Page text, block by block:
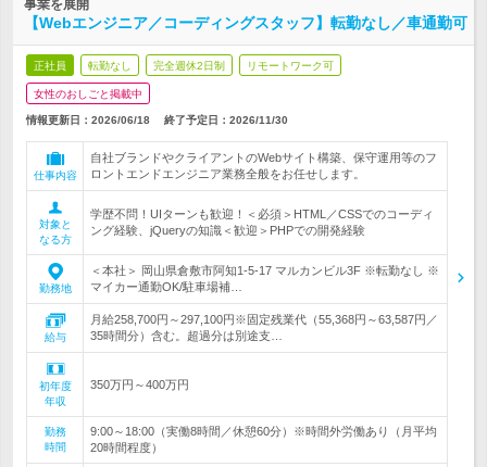
事業を展開
【Webエンジニア／コーディングスタッフ】転勤なし／車通勤可
正社員 転勤なし 完全週休2日制 リモートワーク可
女性のおしごと掲載中
情報更新日：2026/06/18 終了予定日： 2026/11/30
仕事内容
自社ブランドやクライアントのWebサイト構築、保守運用等のフ
ロントエンドエンジニア業務全般をお任せします。
対象と
なる方
学歴不問！UIターンも歓迎！＜必須＞HTML／CSSでのコーディ
ング経験、jQueryの知識＜歓迎＞PHPでの開発経験
勤務地
＜本社＞ 岡山県倉敷市阿知1-5-17 マルカンビル3F ※転勤なし ※
マイカー通勤OK/駐車場補…
給与
月給258,700円～297,100円※固定残業代（55,368円～63,587円／
35時間分）含む。超過分は別途支…
初年度
年収
350万円～400万円
勤務
時間
9:00～18:00（実働8時間／休憩60分）※時間外労働あり（月平均
20時間程度）